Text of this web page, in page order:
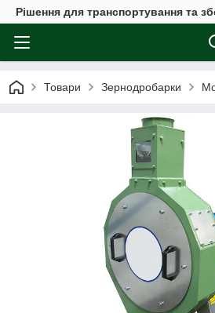
Рішення для транспортування та
Товари Зернодробарки